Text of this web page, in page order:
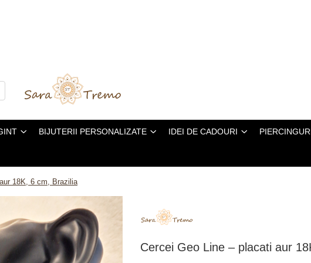
BIJUTERII PERSONALIZATE IDEI DE CADOURI
18K, 6 cm, Brazilia
Cercei Geo Line – placati aur